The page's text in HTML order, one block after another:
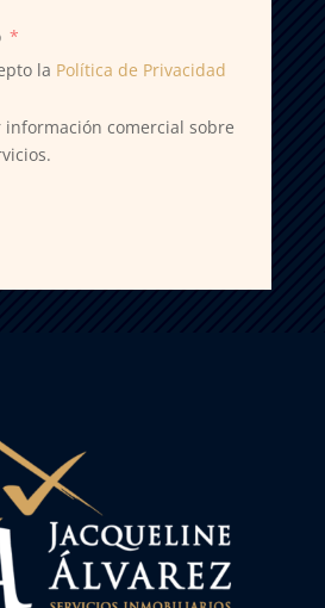
la Política de Privacidad
información comercial sobre